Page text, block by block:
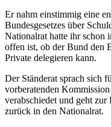
Er nahm einstimmig eine
Bundesgesetzes über
Nationalrat hatte ihr schon
offen ist, ob der Bund den
Private delegieren kann.
Der Ständerat sprach sich
vorberatenden
verabschiedet und geht
zurück in den Nationalrat.